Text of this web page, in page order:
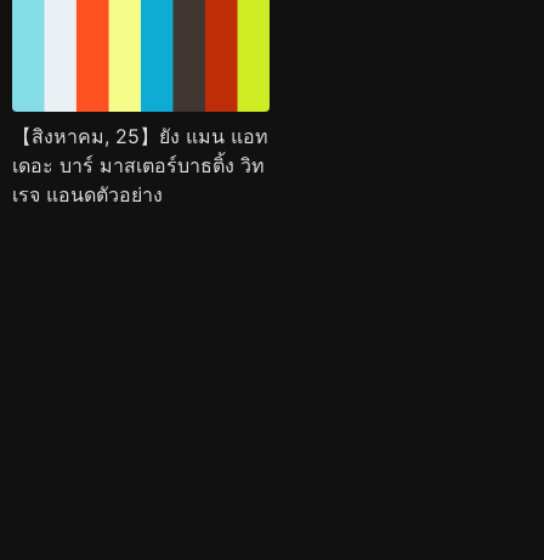
【สิงหาคม, 25】ยัง แมน แอท
เดอะ บาร์ มาสเตอร์บาธติ้ง วิท
เรจ แอนดตัวอย่าง